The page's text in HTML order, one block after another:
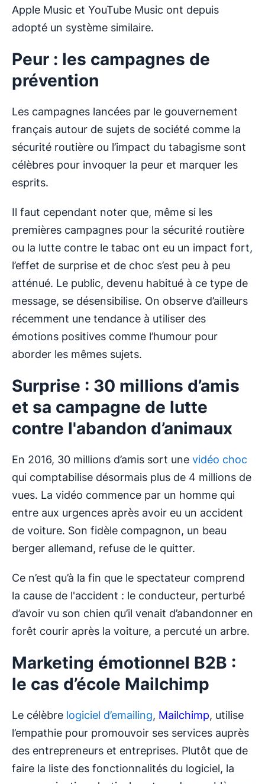
Apple Music et YouTube Music ont depuis
adopté un système similaire.
Peur : les campagnes de
prévention
Les campagnes lancées par le gouvernement
français autour de sujets de société comme la
sécurité routière ou l’impact du tabagisme sont
célèbres pour invoquer la peur et marquer les
esprits.
Il faut cependant noter que, même si les
premières campagnes pour la sécurité routière
ou la lutte contre le tabac ont eu un impact fort,
l’effet de surprise et de choc s’est peu à peu
atténué. Le public, devenu habitué à ce type de
message, se désensibilise. On observe d’ailleurs
récemment une tendance à utiliser des
émotions positives comme l’humour pour
aborder les mêmes sujets.
Surprise : 30 millions d’amis
et sa campagne de lutte
contre l'abandon d’animaux
En 2016, 30 millions d’amis sort une vidéo choc
qui comptabilise désormais plus de 4 millions de
vues. La vidéo commence par un homme qui
entre aux urgences après avoir eu un accident
de voiture. Son fidèle compagnon, un beau
berger allemand, refuse de le quitter.
Ce n’est qu’à la fin que le spectateur comprend
la cause de l'accident : le conducteur, perturbé
d’avoir vu son chien qu’il venait d’abandonner en
forêt courir après la voiture, a percuté un arbre.
Marketing émotionnel B2B :
le cas d’école Mailchimp
Le célèbre logiciel d’emailing, Mailchimp, utilise
l’empathie pour promouvoir ses services auprès
des entrepreneurs et entreprises. Plutôt que de
faire la liste des fonctionnalités du logiciel, la